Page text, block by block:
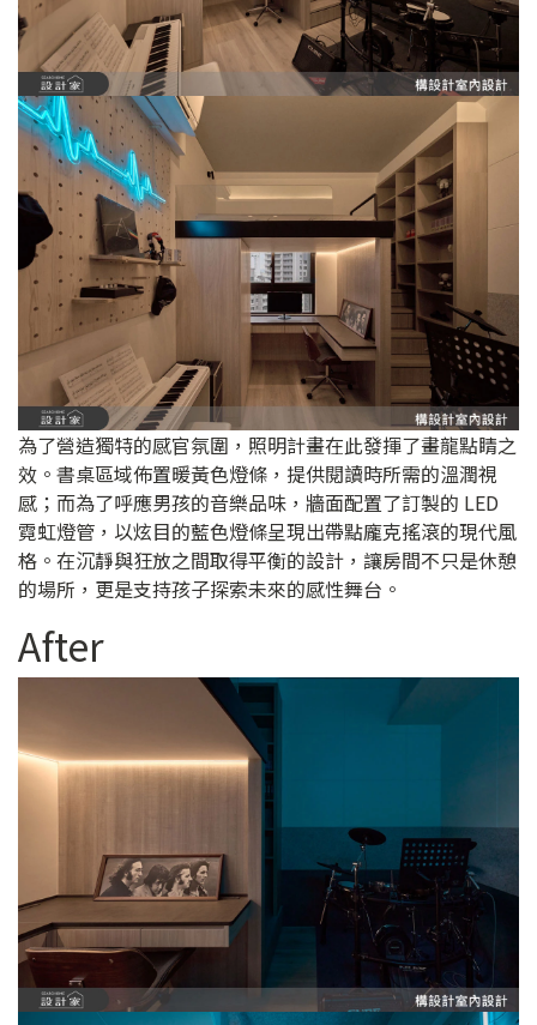
為了營造獨特的感官氛圍，照明計畫在此發揮了畫龍點睛之
效。書桌區域佈置暖黃色燈條，提供閱讀時所需的溫潤視
感；而為了呼應男孩的音樂品味，牆面配置了訂製的 LED
霓虹燈管，以炫目的藍色燈條呈現出帶點龐克搖滾的現代風
格。在沉靜與狂放之間取得平衡的設計，讓房間不只是休憩
的場所，更是支持孩子探索未來的感性舞台。
After